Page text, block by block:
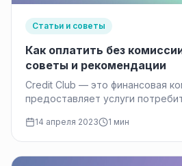
Статьи и советы
Как оплатить без
советы и рекомендации
Credit Club — это финансовая
предоставляет услуги
была…
14 апреля 2023 1 мин